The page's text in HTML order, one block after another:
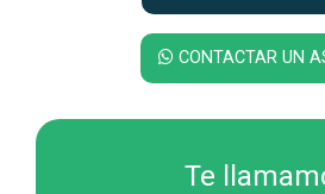
CONTACTAR UN
Te